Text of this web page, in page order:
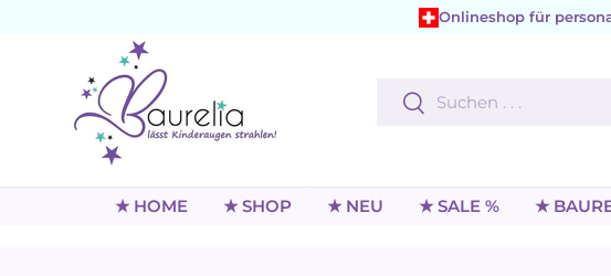
Direkt zum Inhalt
Onlineshop für
Suchen
Suchen
★ HOME ★ SHOP ★ NEU ★ SALE % ★